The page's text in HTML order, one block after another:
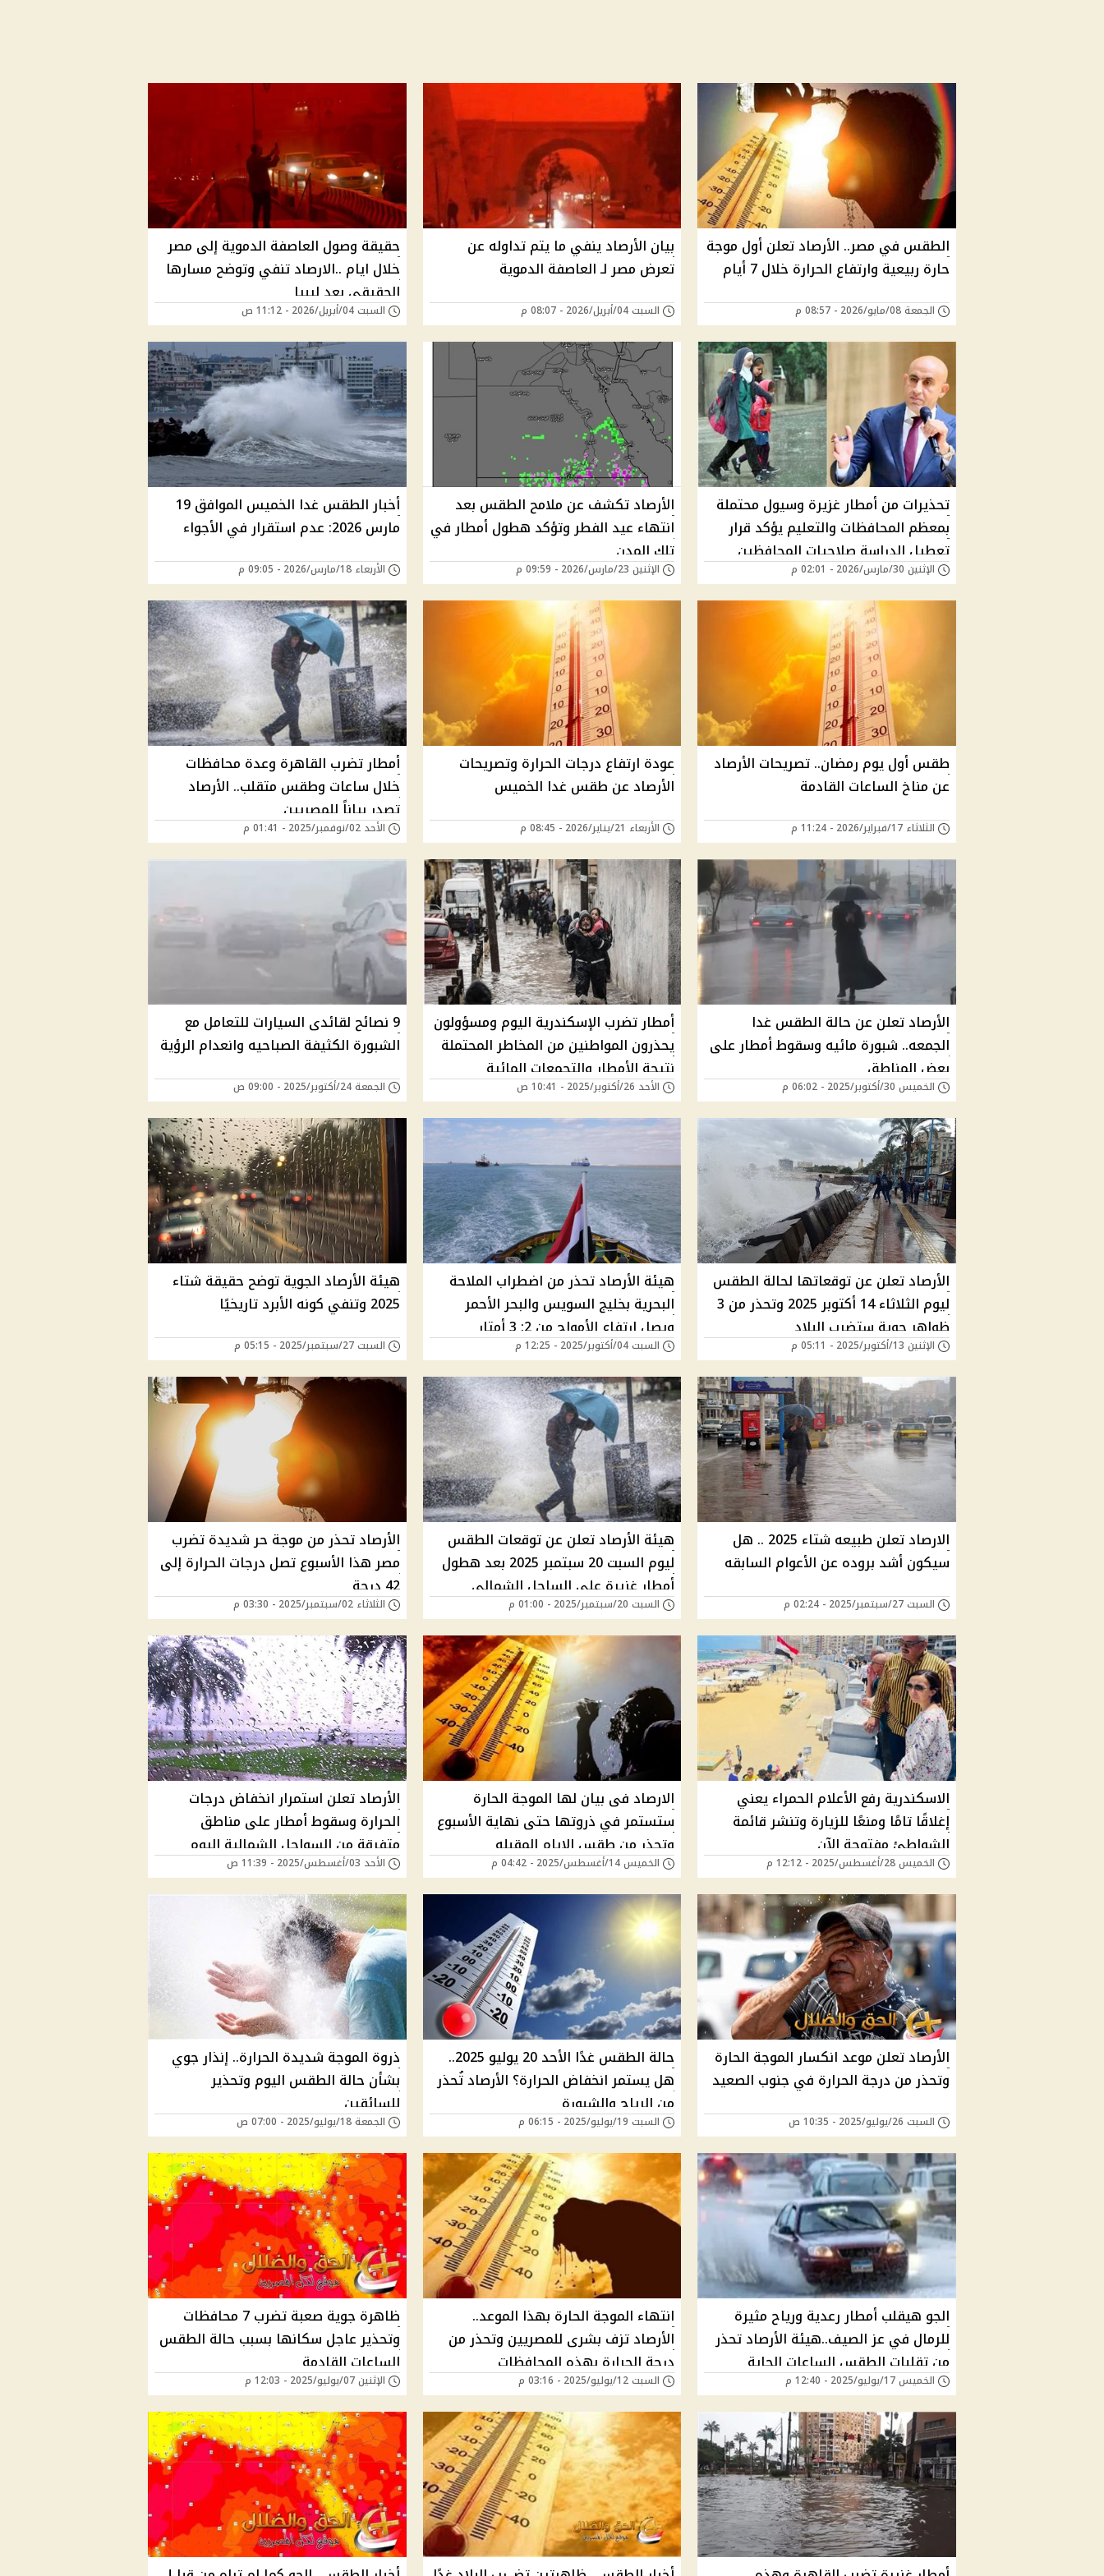
الطقس في مصر.. الأرصاد تعلن أول موجة
حارة ربيعية وارتفاع الحرارة خلال 7 أيام
الجمعة 08/مايو/2026 - 08:57 م
بيان الأرصاد ينفي ما يتم تداوله عن
تعرض مصر لـ العاصفة الدموية
السبت 04/أبريل/2026 - 08:07 م
حقيقة وصول العاصفة الدموية إلى مصر
خلال ايام ..الارصاد تنفي وتوضح مسارها
الحقيقي بعد ليبيا
السبت 04/أبريل/2026 - 11:12 ص
تحذيرات من أمطار غزيرة وسيول محتملة
بمعظم المحافظات والتعليم يؤكد قرار
تعطيل الدراسة صلاحيات المحافظين
الإثنين 30/مارس/2026 - 02:01 م
الأرصاد تكشف عن ملامح الطقس بعد
انتهاء عيد الفطر وتؤكد هطول أمطار في
تلك المدن
الإثنين 23/مارس/2026 - 09:59 م
أخبار الطقس غدا الخميس الموافق 19
مارس 2026: عدم استقرار في الأجواء
الأربعاء 18/مارس/2026 - 09:05 م
طقس أول يوم رمضان.. تصريحات الأرصاد
عن مناخ الساعات القادمة
الثلاثاء 17/فبراير/2026 - 11:24 م
عودة ارتفاع درجات الحرارة وتصريحات
الأرصاد عن طقس غدا الخميس
الأربعاء 21/يناير/2026 - 08:45 م
أمطار تضرب القاهرة وعدة محافظات
خلال ساعات وطقس متقلب.. الأرصاد
تصدر بياناً للمصريين
الأحد 02/نوفمبر/2025 - 01:41 م
الأرصاد تعلن عن حالة الطقس غدا
الجمعه.. شبورة مائيه وسقوط أمطار على
بعض المناطق
الخميس 30/أكتوبر/2025 - 06:02 م
أمطار تضرب الإسكندرية اليوم ومسؤولون
يحذرون المواطنين من المخاطر المحتملة
نتيجة الأمطار والتجمعات المائية
الأحد 26/أكتوبر/2025 - 10:41 ص
9 نصائح لقائدى السيارات للتعامل مع
الشبورة الكثيفة الصباحيه وانعدام الرؤية
الجمعة 24/أكتوبر/2025 - 09:00 ص
الأرصاد تعلن عن توقعاتها لحالة الطقس
ليوم الثلاثاء 14 أكتوبر 2025 وتحذر من 3
ظواهر جوية ستضرب البلاد
الإثنين 13/أكتوبر/2025 - 05:11 م
هيئة الأرصاد تحذر من اضطراب الملاحة
البحرية بخليج السويس والبحر الأحمر
ويصل ارتفاع الأمواج من 2: 3 أمتار
السبت 04/أكتوبر/2025 - 12:25 م
هيئة الأرصاد الجوية توضح حقيقة شتاء
2025 وتنفي كونه الأبرد تاريخيًا
السبت 27/سبتمبر/2025 - 05:15 م
الارصاد تعلن طبيعه شتاء 2025 .. هل
سيكون أشد بروده عن الأعوام السابقه
السبت 27/سبتمبر/2025 - 02:24 م
هيئة الأرصاد تعلن عن توقعات الطقس
ليوم السبت 20 سبتمبر 2025 بعد هطول
أمطار غزيرة على الساحل الشمالي
السبت 20/سبتمبر/2025 - 01:00 م
الأرصاد تحذر من موجة حر شديدة تضرب
مصر هذا الأسبوع تصل درجات الحرارة إلى
42 درجة
الثلاثاء 02/سبتمبر/2025 - 03:30 م
الاسكندرية رفع الأعلام الحمراء يعني
إغلاقًا تامًا ومنعًا للزيارة وتنشر قائمة
الشواطئ مفتوحة الآن
الخميس 28/أغسطس/2025 - 12:12 م
الارصاد فى بيان لها الموجة الحارة
ستستمر في ذروتها حتى نهاية الأسبوع
وتحذر من طقس الايام المقبله
الخميس 14/أغسطس/2025 - 04:42 م
الأرصاد تعلن استمرار انخفاض درجات
الحرارة وسقوط أمطار على مناطق
متفرقة من السواحل الشمالية اليوم
الأحد 03/أغسطس/2025 - 11:39 ص
الأرصاد تعلن موعد انكسار الموجة الحارة
وتحذر من درجة الحرارة في جنوب الصعيد
السبت 26/يوليو/2025 - 10:35 ص
حالة الطقس غدًا الأحد 20 يوليو 2025..
هل يستمر انخفاض الحرارة؟ الأرصاد تُحذر
من الرياح والشبورة
السبت 19/يوليو/2025 - 06:15 م
ذروة الموجة شديدة الحرارة.. إنذار جوي
بشأن حالة الطقس اليوم وتحذير
للسائقين
الجمعة 18/يوليو/2025 - 07:00 ص
الجو هيقلب أمطار رعدية ورياح مثيرة
للرمال في عز الصيف..هيئة الأرصاد تحذر
من تقلبات الطقس الساعات الجاية
الخميس 17/يوليو/2025 - 12:40 م
انتهاء الموجة الحارة بهذا الموعد..
الأرصاد تزف بشرى للمصريين وتحذر من
درجة الحرارة بهذه المحافظات
السبت 12/يوليو/2025 - 03:16 م
ظاهرة جوية صعبة تضرب 7 محافظات
وتحذير عاجل سكانها بسبب حالة الطقس
الساعات القادمة
الإثنين 07/يوليو/2025 - 12:03 م